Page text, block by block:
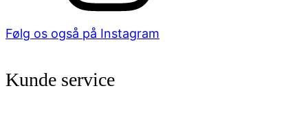
Følg os også på Instagram
Kunde service